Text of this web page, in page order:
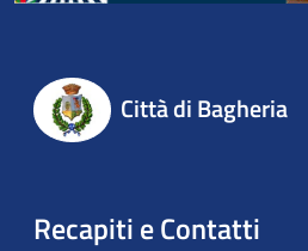
Città di Bagheria
Recapiti e Contatti